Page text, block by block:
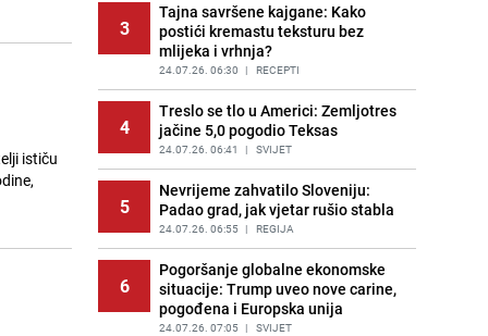
ističu
14
Tajna savršenog makedonskog
ajvara: Stari recept za kremast i
bogat okus
PRIJE 1 DAN | RECEPTI
15
Ogromna potrošnja vode u dijelu
BiH: Inspektori krenuli u kontrole,
slijede kazne
PRIJE 2 DANA | BOSNA I HERCEGOVINA
3
Tajna savršene kajgane: Kako
postići kremastu teksturu bez
mlijeka i vrhnja?
24.07.26. 06:30 | RECEPTI
4
Treslo se tlo u Americi: Zemljotres
jačine 5,0 pogodio Teksas
24.07.26. 06:41 | SVIJET
5
Nevrijeme zahvatilo Sloveniju:
Padao grad, jak vjetar rušio stabla
24.07.26. 06:55 | REGIJA
6
Pogoršanje globalne ekonomske
situacije: Trump uveo nove carine,
pogođena i Europska unija
24.07.26. 07:05 | SVIJET